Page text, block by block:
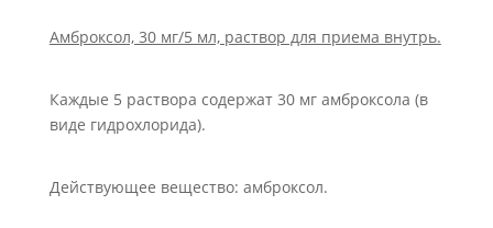
Амброксол, 30 мг/5 мл, раствор для приема внутрь.
Каждые 5 раствора содержат 30 мг амброксола (в
виде гидрохлорида).
Действующее вещество: амброксол.